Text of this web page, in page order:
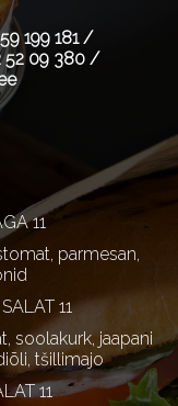
199 181/
52 09 380/
11
parmesan,
11
soolakurk, jaapani
tšillimajo
11